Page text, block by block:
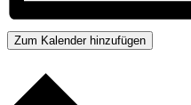
Zum Kalender hinzufügen